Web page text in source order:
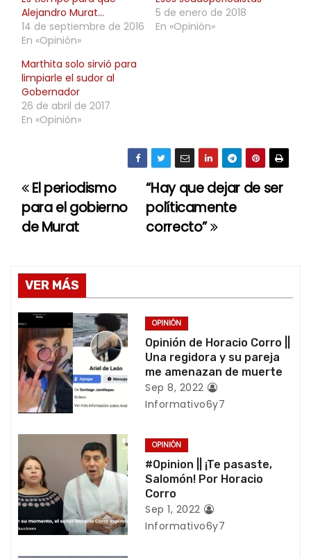
Alejandro Murat…
14 de septiembre de 2016
En «Opinión»
5 de enero de 2018
En «Opinión»
Marthita solo sirvió para
limpiarle el sudor al
Gobernador
26 de abril de 2017
En «Opinión»
N
a
e
g
a
c
i
n
d
e
e
“Hay que dejar de ser
políticamente
correcto”
El periodismo
para el gobierno
de Murat
VER MÁS
OPINIÓN
Opinión de Horacio Corro ||
Una regidora y su pareja
me amenazan de muerte
Sep 8, 2022
Informativo6y7
OPINIÓN
#Opinion || ¡Te pasaste,
Salomón! Por Horacio
Corro
Sep 1, 2022
Informativo6y7